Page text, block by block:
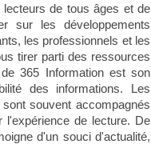
lecteurs de tous âges et de
sur les développements
les professionnels et les
tirer parti des ressources
365 Information est son
des informations. Les
souvent accompagnés
l'expérience de lecture. De
d'un souci d'actualité,